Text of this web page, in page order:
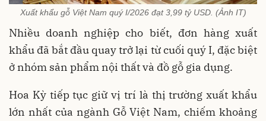
Xuất khẩu gỗ Việt Nam quý I/2026 đạt 3,99 tỷ USD. (Ảnh IT)
Nhiều doanh nghiệp cho biết, đơn hàng xuất
khẩu đã bắt đầu quay trở lại từ cuối quý I, đặc biệt
ở nhóm sản phẩm nội thất và đồ gỗ gia dụng.
Hoa Kỳ tiếp tục giữ vị trí là thị trường xuất khẩu
lớn nhất của ngành Gỗ Việt Nam, chiếm khoảng